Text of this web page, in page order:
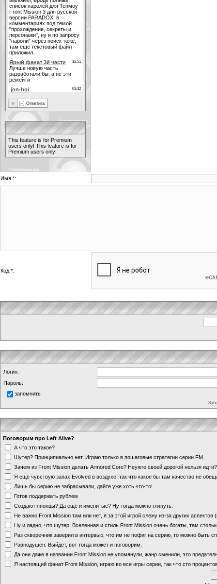
This feature is for Premium
users only! This feature is for
Premium users only!
Имя *:
Код *:
Логин:
Пароль:
запомнить
Поговорим про Left Alive?
А что это такое?
Шутер? Принципиально нет. Играю только в пошаговые стратегии серии FM.
Зачем из Front Mission делать Armored Core? Неужто своей дорогой нельзя
Я ещё чувствую запах Evolved в воздухе, так что какое бы там качество не
Лишь бы серию не забрасывали, дайте уже хоть что-то!
Готов поддержать рублем
Создают японцы? Да ещё и именитые? Ну тогда можно глянуть.
Не важно Front Mission там или нет, я за этой игрой слежу из-за других аспектов
Ну и ладно, что шутер. Вселенная и стиль Front Mission очень богаты, там
Раз скворечник заверил в интервью, что им не пофиг на серию, то можно быть
Равнодушен. Выйдет, вот тогда может и поговорим.
Да они даже в названии Front Mission не упомянули, жанр сменили, это
Я настоящий фанат Front Mission, играю во все игры серии, так что сто